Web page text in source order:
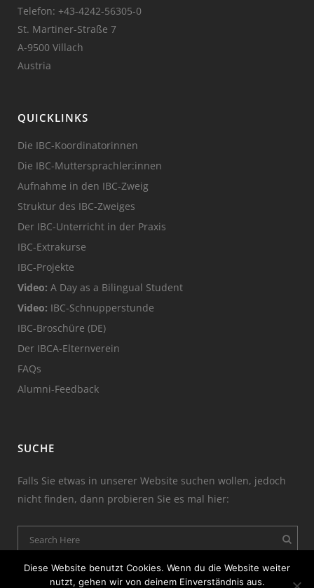
Telefon: +43-4242-56305-0
St. Martiner-Straße 7
A-9500 Villach
Austria
QUICKLINKS
Die IBC-Koordinatorinnen
Die IBC-Muttersprachler:innen
Aufnahme in den IBC-Zweig
Struktur des IBC-Zweiges
Der IBC-Unterricht in der Praxis
IBC-Extrakurse
IBC-Projekte
Video: A Day as a Bilingual Student
Video: IBC-Schnupperstunde
IBC-Broschüre (DE)
Der IBCA-Elternverein
FAQs
Alumni-Feedback
SUCHE
Falls Sie etwas in unserer Website suchen wollen, jedoch
nicht finden, dann probieren Sie es mal hier:
Diese Website benutzt Cookies. Wenn du die Website weiter
nutzt, gehen wir von deinem Einverständnis aus.